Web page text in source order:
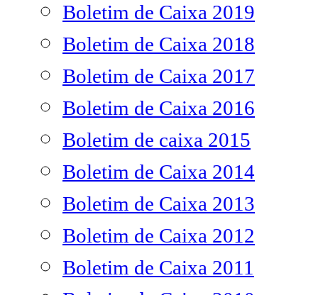
Boletim de Caixa 2019
Boletim de Caixa 2018
Boletim de Caixa 2017
Boletim de Caixa 2016
Boletim de caixa 2015
Boletim de Caixa 2014
Boletim de Caixa 2013
Boletim de Caixa 2012
Boletim de Caixa 2011